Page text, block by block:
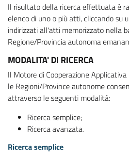
Il risultato della ricerca effettuata è
elenco di uno o più atti, cliccando su
indirizzati all'atti memorizzato nella
Regione/Provincia autonoma
MODALITA' DI RICERCA
Il Motore di Cooperazione
le Regioni/Province autonome
attraverso le seguenti modalità:
Ricerca semplice;
Ricerca avanzata.
Ricerca semplice